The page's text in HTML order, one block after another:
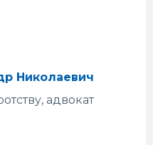
Николаевич
адвокат